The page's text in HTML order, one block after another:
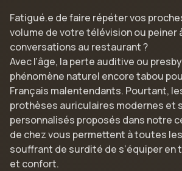
Fatigué.e de faire répéter vos
volume de votre télévision ou peiner
conversations au restaurant ?
Avec l’âge, la perte auditive ou
phénomène naturel encore tabou
Français malentendants. Pourtant,
prothèses auriculaires modernes et
personnalisés proposés dans notre
de chez vous permettent à toutes
souffrant de surdité de s’équiper
et confort.